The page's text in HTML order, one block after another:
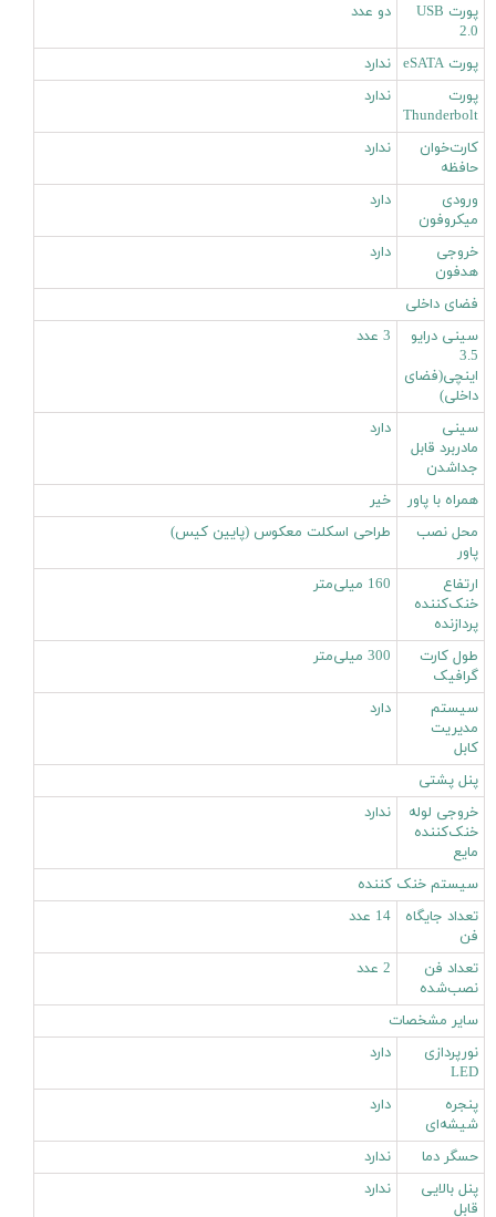
پورت USB
2.0
دو عدد
پورت eSATA
ندارد
پورت
Thunderbolt
ندارد
کارت‌خوان
حافظه
ندارد
ورودی
میکروفون
دارد
خروجی
هدفون
دارد
فضای داخلی
سینی درایو
3.5
اینچی(فضای
داخلی)
3 عدد
سینی
مادربرد قابل
جداشدن
دارد
همراه با پاور
خیر
محل نصب
پاور
طراحی اسکلت معکوس (پایین کیس)
ارتفاع
خنک‌کننده
پردازنده
160 میلی‌متر
طول کارت
گرافیک
300 میلی‌متر
سیستم
مدیریت
کابل
دارد
پنل پشتی
خروجی لوله
خنک‌کننده
مایع
ندارد
سیستم خنک کننده
تعداد جایگاه‌
فن
14 عدد
تعداد فن
نصب‌شده
2 عدد
سایر مشخصات
نورپردازی
LED
دارد
پنجره
شیشه‌ای
دارد
حسگر دما
ندارد
پنل بالایی
قابل
ندارد